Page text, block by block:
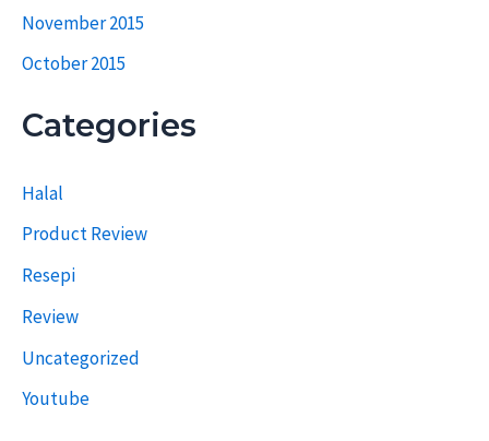
November 2015
October 2015
Categories
Halal
Product Review
Resepi
Review
Uncategorized
Youtube